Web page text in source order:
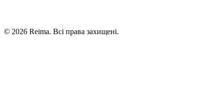
© 2026 Reima. Всі права захищені.